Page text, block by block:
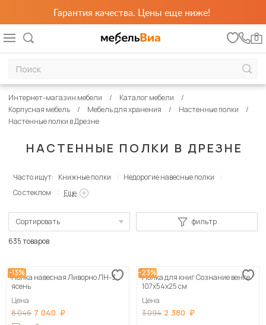
Гарантия качества. Цены еще ниже!
0
НАСТЕННЫЕ ПОЛКИ В ДРЕЗНЕ
Интернет-магазин мебели
Каталог мебели
Корпусная мебель
Мебель для хранения
Настенные полки
Настенные полки в Дрезне
Часто ищут: Книжные полки
Недорогие навесные полки
Со стеклом
Еще
Сортировать
Сначала дорогие
фильтр
635 товаров
-13%
Полка навесная Ливорно ЛН-3,
ясень
Цена
8 046 7 040
-23%
Полка для книг Сознание венге
107х54х25 см
Цена
3 094 2 380